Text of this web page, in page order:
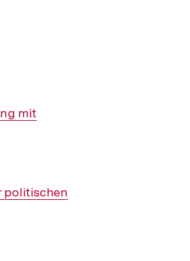
mit
politischen